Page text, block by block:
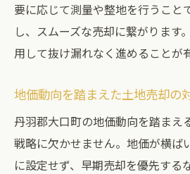
要に応じて測量や整地を行うこと
し、スムーズな売却に繋がります
用して抜け漏れなく進めることが
地価動向を踏まえた土地売却の
丹羽郡大口町の地価動向を踏まえ
戦略に欠かせません。地価が横ば
に設定せず、早期売却を優先する